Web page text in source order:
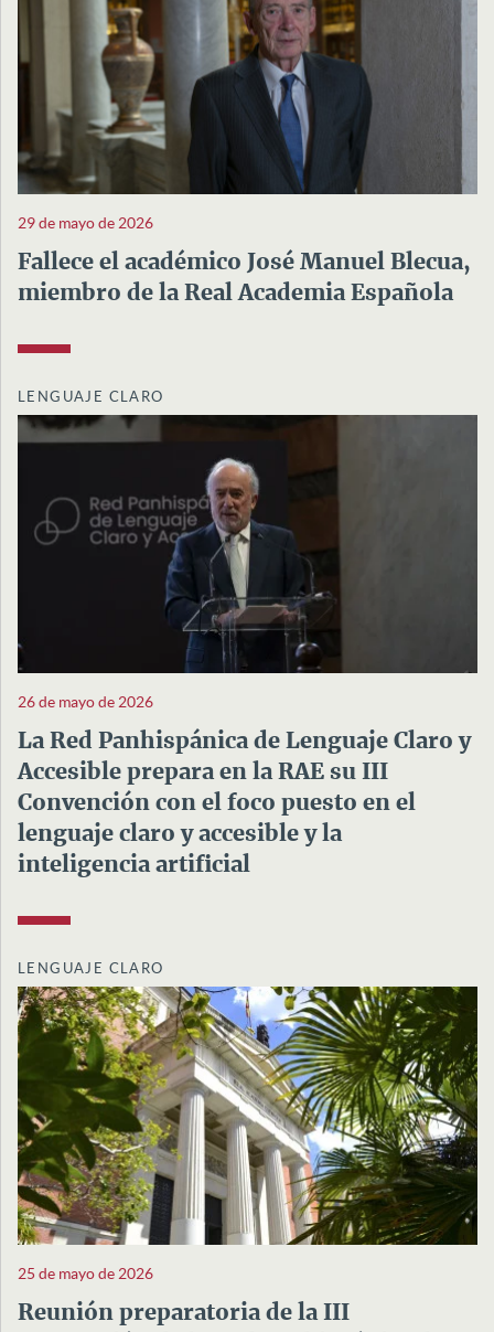
29 de mayo de 2026
Fallece el académico José Manuel Blecua,
miembro de la Real Academia Española
LENGUAJE CLARO
26 de mayo de 2026
La Red Panhispánica de Lenguaje Claro y
Accesible prepara en la RAE su III
Convención con el foco puesto en el
lenguaje claro y accesible y la
inteligencia artificial
LENGUAJE CLARO
25 de mayo de 2026
Reunión preparatoria de la III